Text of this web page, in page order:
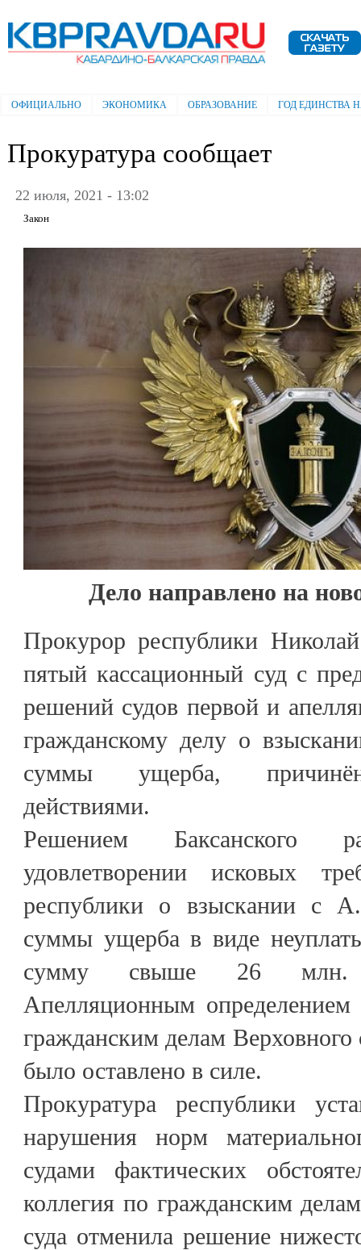
Электронная газета "Кабардино-
Балкарская правда"
Главное меню
ОФИЦИАЛЬНО ЭКОНОМИКА ОБРАЗОВАНИЕ ГОД ЕДИНСТВА
Прокуратура сообщает
22 июля, 2021 - 13:02
Закон
Дело направлено на
Прокурор республики
пятый кассационный суд с
решений судов первой и
гражданскому делу о
суммы ущерба,
действиями.
Решением Баксанского
удовлетворении исковых
республики о взыскании с А.
суммы ущерба в виде
сумму свыше 26 млн.
Апелляционным определением
гражданским делам
было оставлено в силе.
Прокуратура республики
нарушения норм
судами фактических
коллегия по гражданским
суда отменила решение